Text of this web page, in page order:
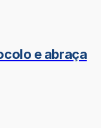
e abraça